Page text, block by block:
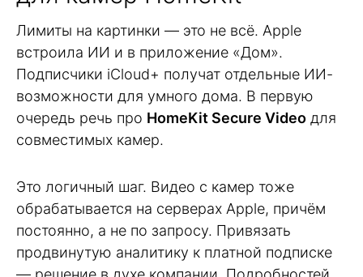
Лимиты на картинки — это не всё. Apple
встроила ИИ и в приложение «Дом».
Подписчики iCloud+ получат отдельные ИИ-
возможности для умного дома. В первую
очередь речь про HomeKit Secure Video для
совместимых камер.
Это логичный шаг. Видео с камер тоже
обрабатывается на серверах Apple, причём
постоянно, а не по запросу. Привязать
продвинутую аналитику к платной подписке